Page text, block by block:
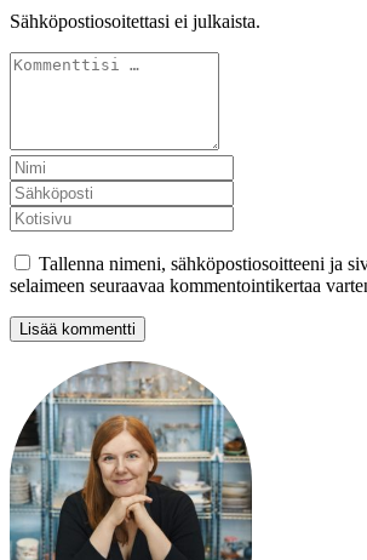
Sähköpostiosoitettasi ei julkaista.
Tallenna nimeni, sähköpostiosoitteeni ja
selaimeen seuraavaa kommentointikertaa